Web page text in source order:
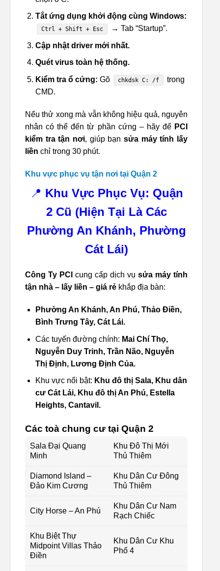
Tắt ứng dụng khởi động cùng Windows:
Ctrl + Shift + Esc → Tab “Startup”.
Cập nhật driver mới nhất.
Quét virus toàn hệ thống.
Kiểm tra ổ cứng: Gõ chkdsk C: /f
trong
CMD.
Nếu thử xong mà vẫn không hiệu quả, nguyên
nhân có thể đến từ phần cứng – hãy để PCI
kiểm tra tận nơi, giúp bạn sửa máy tính lấy
liền chỉ trong 30 phút.
Khu vực phục vụ tận nơi tại Quận 2
📍 Khu Vực Phục Vụ: Quận
2 Cũ (Hiện Tại Là Các
Phường An Khánh, Phường
Cát Lái)
Công Ty PCI cung cấp dịch vụ sửa máy tính
tận nhà – lấy liền – giá rẻ khắp địa bàn:
Phường An Khánh, An Phú, Thảo Điền,
Bình Trưng Tây, Cát Lái.
Các tuyến đường chính: Mai Chí Thọ,
Nguyễn Duy Trinh, Trần Não, Nguyễn
Thị Định, Lương Định Của.
Khu vực nổi bật: Khu đô thị Sala, Khu dân
cư Cát Lái, Khu đô thị An Phú, Estella
Heights, Cantavil.
Các toà chung cư tại Quận 2
Sala Đại Quang
Minh
Khu Đô Thị Mới
Thủ Thiêm
Diamond Island –
Đảo Kim Cương
Khu Dân Cư Đông
Thủ Thiêm
City Horse – An Phú
Khu Dân Cư Nam
Rạch Chiếc
Khu Biệt Thự
Midpoint Villas Thảo
Điền
Khu Dân Cư Khu
Phố 4